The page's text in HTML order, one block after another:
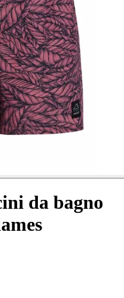
da bagno